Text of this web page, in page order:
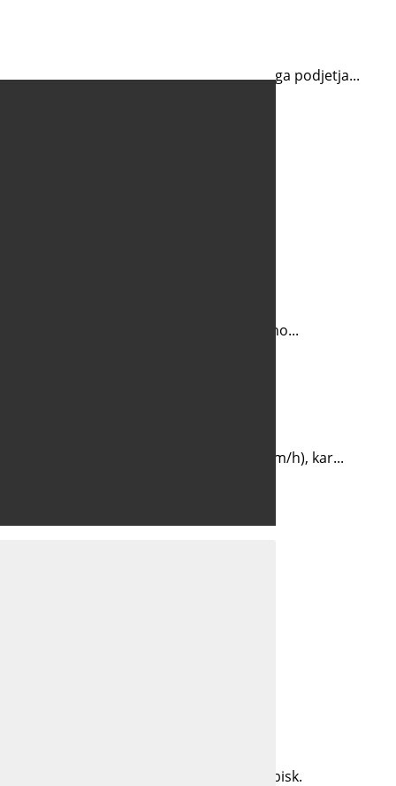
življenjem....
za 20 let uspešnega vodenje družinskega podjetja...
je z leti postalo največji slovenski...
leta 1995, kar pomeni da letos...
se za zapiranje prehodov v mejah...
v primeru poplav. Vgrajeno imajo dvojno...
Razvojni center energetike bo...
rekordne sunke burje (tudi do 170 km/h), kar...
proces kovinskih požarnih vrat.
skupnih korakov.
prihodnosti. Zahvaljujemo se za obisk.